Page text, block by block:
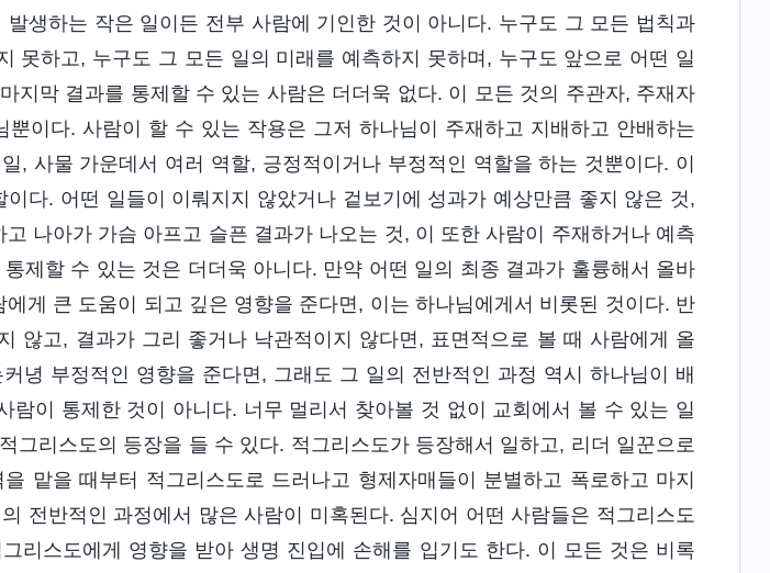
생하는 작은 일이든 전부 사람에 기인한 것이 아니다. 누구도 그 모든 법칙과
못하고, 누구도 그 모든 일의 미래를 예측하지 못하며, 누구도 앞으로 어떤 일
지막 결과를 통제할 수 있는 사람은 더더욱 없다. 이 모든 것의 주관자, 주재자
뿐이다. 사람이 할 수 있는 작용은 그저 하나님이 주재하고 지배하고 안배하는
, 사물 가운데서 여러 역할, 긍정적이거나 부정적인 역할을 하는 것뿐이다. 이
다. 어떤 일들이 이뤄지지 않았거나 겉보기에 성과가 예상만큼 좋지 않은 것,
나아가 가슴 아프고 슬픈 결과가 나오는 것, 이 또한 사람이 주재하거나 예측
제할 수 있는 것은 더더욱 아니다. 만약 어떤 일의 최종 결과가 훌륭해서 올바
게 큰 도움이 되고 깊은 영향을 준다면, 이는 하나님에게서 비롯된 것이다. 반
않고, 결과가 그리 좋거나 낙관적이지 않다면, 표면적으로 볼 때 사람에게 올
녕 부정적인 영향을 준다면, 그래도 그 일의 전반적인 과정 역시 하나님이 배
람이 통제한 것이 아니다. 너무 멀리서 찾아볼 것 없이 교회에서 볼 수 있는 일
그리스도의 등장을 들 수 있다. 적그리스도가 등장해서 일하고, 리더 일꾼으로
맡을 때부터 적그리스도로 드러나고 형제자매들이 분별하고 폭로하고 마지
전반적인 과정에서 많은 사람이 미혹된다. 심지어 어떤 사람들은 적그리스도
리스도에게 영향을 받아 생명 진입에 손해를 입기도 한다. 이 모든 것은 비록